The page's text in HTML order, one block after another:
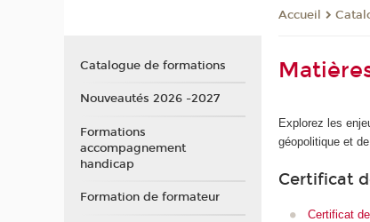
Accueil
Explorez les
géopolitique et
Certificat
Certificat
Catalogue de formations
Nouveautés 2026 -2027
Formations
accompagnement
handicap
Formation de formateur